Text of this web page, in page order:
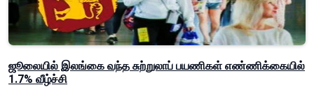
ஜூலையில் இலங்கை வந்த சுற்றுலாப் பயணிகள் எண்ணிக்கையில்
1.7% வீழ்ச்சி